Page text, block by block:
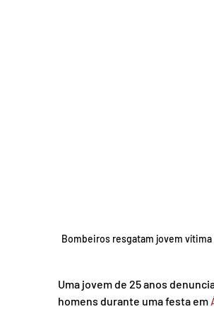
Bombeiros resgatam jovem
Uma jovem de 25 anos
homens durante uma festa em